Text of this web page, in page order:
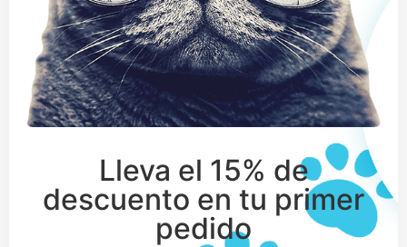
Lleva el 15% de
descuento en tu primer
pedido